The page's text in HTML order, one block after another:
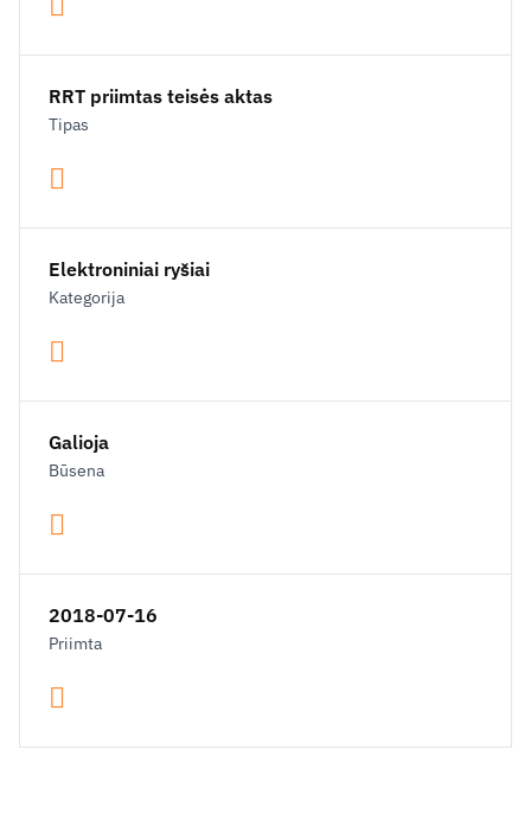
RRT priimtas teisės aktas
Tipas
Elektroniniai ryšiai
Kategorija
Galioja
Būsena
2018-07-16
Priimta